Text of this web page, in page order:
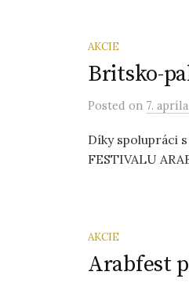
AKCIE
Britsko-
Posted on 7.
Díky spolupráci
FESTIVALU
AKCIE
Arabfest